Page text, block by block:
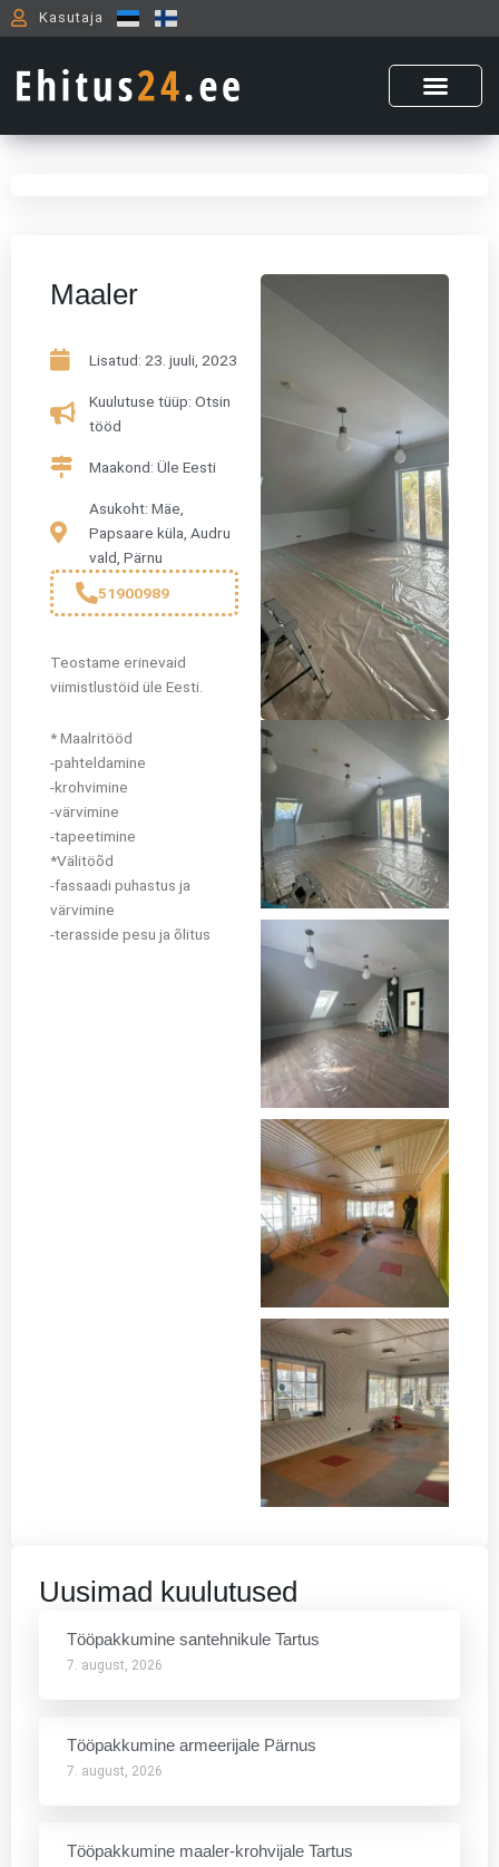
Skip
to
Kasutaja
Maaler
Lisatud: 23. juuli, 2023
Kuulutuse tüüp: Otsin
tööd
Maakond: Üle Eesti
Asukoht: Mäe,
Papsaare küla, Audru
vald, Pärnu
51900989
Teostame erinevaid
viimistlustöid üle Eesti.
* Maalritööd
-pahteldamine
-krohvimine
-värvimine
-tapeetimine
*Välitöõd
-fassaadi puhastus ja
värvimine
-terasside pesu ja õlitus
Uusimad kuulutused
Tööpakkumine santehnikule Tartus
7. august, 2026
Tööpakkumine armeerijale Pärnus
7. august, 2026
Tööpakkumine maaler-krohvijale Tartus